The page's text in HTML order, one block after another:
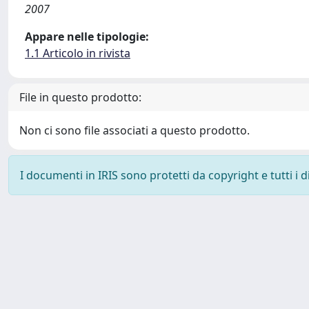
2007
Appare nelle tipologie:
1.1 Articolo in rivista
File in questo prodotto:
Non ci sono file associati a questo prodotto.
I documenti in IRIS sono protetti da copyright e tutti i